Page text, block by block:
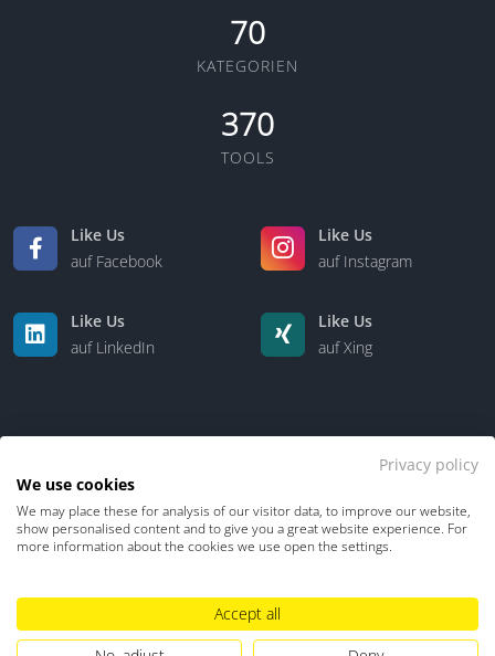
70
KATEGORIEN
370
TOOLS
Like Us
auf Facebook
Like Us
auf Instagram
Like Us
auf LinkedIn
Like Us
auf Xing
Kontakt Über uns
Impressum
Hinweisgebersystem
Umgang mit KI
Privacy policy
We use cookies
We may place these for analysis of our visitor data, to improve our website,
show personalised content and to give you a great website experience. For
more information about the cookies we use open the settings.
Accept all